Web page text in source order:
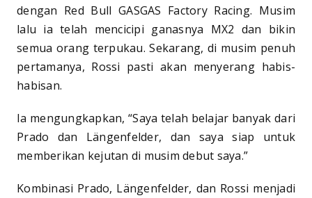
dengan Red Bull GASGAS Factory Racing. Musim
lalu ia telah mencicipi ganasnya MX2 dan bikin
semua orang terpukau. Sekarang, di musim penuh
pertamanya, Rossi pasti akan menyerang habis-
habisan.
Ia mengungkapkan, “Saya telah belajar banyak dari
Prado dan Längenfelder, dan saya siap untuk
memberikan kejutan di musim debut saya.”
Kombinasi Prado, Längenfelder, dan Rossi menjadi